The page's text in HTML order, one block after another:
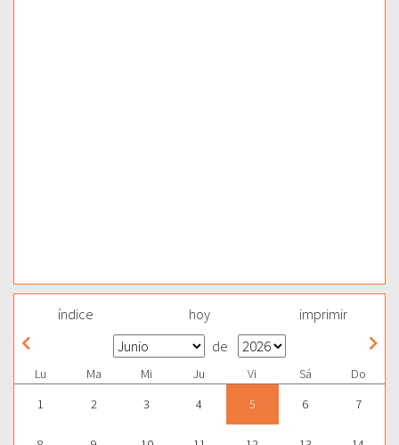
índice hoy imprimir
de
Lu Ma Mi Ju Vi Sá
Do
1
2 3 4 5 6 7